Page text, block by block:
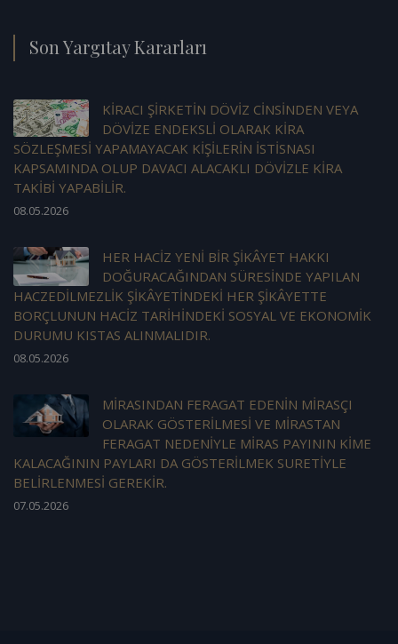
Son Yargıtay Kararları
KİRACI ŞİRKETİN DÖVİZ CİNSİNDEN VEYA
DÖVİZE ENDEKSLİ OLARAK KİRA
SÖZLEŞMESİ YAPAMAYACAK KİŞİLERİN İSTİSNASI
KAPSAMINDA OLUP DAVACI ALACAKLI DÖVİZLE KİRA
TAKİBİ YAPABİLİR.
08.05.2026
HER HACİZ YENİ BİR ŞİKÂYET HAKKI
DOĞURACAĞINDAN SÜRESİNDE YAPILAN
HACZEDİLMEZLİK ŞİKÂYETİNDEKİ HER ŞİKÂYETTE
BORÇLUNUN HACİZ TARİHİNDEKİ SOSYAL VE EKONOMİK
DURUMU KISTAS ALINMALIDIR.
08.05.2026
MİRASINDAN FERAGAT EDENİN MİRASÇI
OLARAK GÖSTERİLMESİ VE MİRASTAN
FERAGAT NEDENİYLE MİRAS PAYININ KİME
KALACAĞININ PAYLARI DA GÖSTERİLMEK SURETİYLE
BELİRLENMESİ GEREKİR.
07.05.2026